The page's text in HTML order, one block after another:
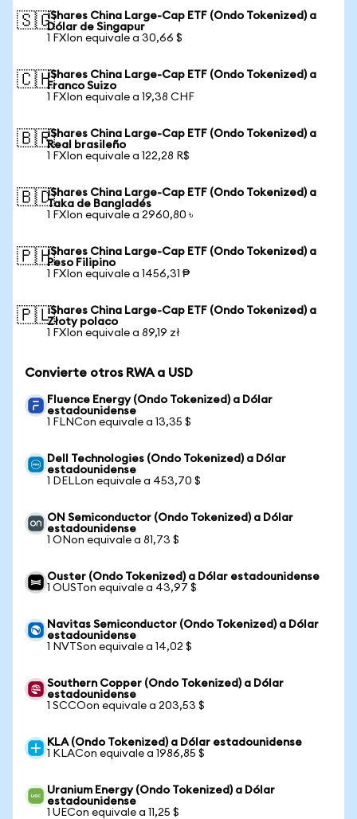
🇸🇬iShares China Large-Cap ETF (Ondo Tokenized) a
Dólar de Singapur
1 FXIon equivale a 30,66 $
🇨🇭iShares China Large-Cap ETF (Ondo Tokenized) a
Franco Suizo
1 FXIon equivale a 19,38 CHF
🇧🇷iShares China Large-Cap ETF (Ondo Tokenized) a
Real brasileño
1 FXIon equivale a 122,28 R$
🇧🇩iShares China Large-Cap ETF (Ondo Tokenized) a
Taka de Bangladés
1 FXIon equivale a 2960,80 ৳
🇵🇭iShares China Large-Cap ETF (Ondo Tokenized) a
Peso Filipino
1 FXIon equivale a 1456,31 ₱
🇵🇱iShares China Large-Cap ETF (Ondo Tokenized) a
Złoty polaco
1 FXIon equivale a 89,19 zł
Convierte otros RWA a USD
Fluence Energy (Ondo Tokenized) a Dólar
estadounidense
1 FLNCon equivale a 13,35 $
Dell Technologies (Ondo Tokenized) a Dólar
estadounidense
1 DELLon equivale a 453,70 $
ON Semiconductor (Ondo Tokenized) a Dólar
estadounidense
1 ONon equivale a 81,73 $
Ouster (Ondo Tokenized) a Dólar estadounidense
1 OUSTon equivale a 43,97 $
Navitas Semiconductor (Ondo Tokenized) a Dólar
estadounidense
1 NVTSon equivale a 14,02 $
Southern Copper (Ondo Tokenized) a Dólar
estadounidense
1 SCCOon equivale a 203,53 $
KLA (Ondo Tokenized) a Dólar estadounidense
1 KLACon equivale a 1986,85 $
Uranium Energy (Ondo Tokenized) a Dólar
estadounidense
1 UECon equivale a 11,25 $